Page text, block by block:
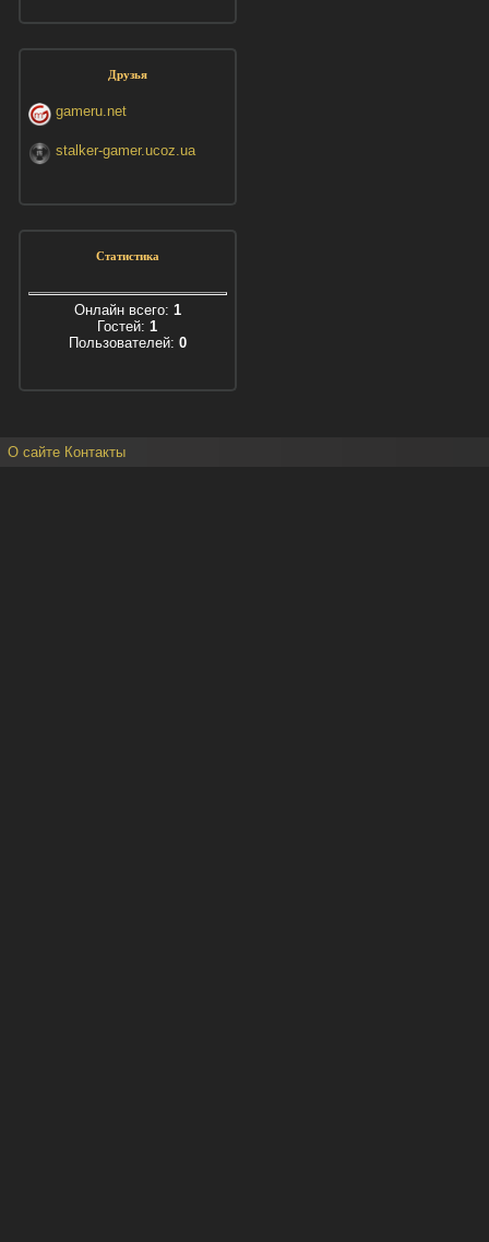
Друзья
gameru.net
stalker-gamer.ucoz.ua
Статистика
Онлайн всего: 1
Гостей: 1
Пользователей: 0
О сайте Контакты